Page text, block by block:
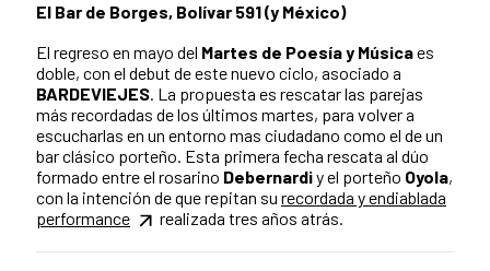
El Bar de Borges, Bolívar 591 (y México)
El regreso en mayo del Martes de Poesía y Músicaes
doble, con el debut de este nuevo ciclo, asociado a
BARDEVIEJES. La propuesta es rescatar las parejas
más recordadas de los últimos martes, para volver a
escucharlas en un entorno mas ciudadano como el de un
bar clásico porteño. Esta primera fecha rescata al dúo
formado entre el rosarino Debernardiy el porteño Oyola,
con la intención de que repitan su recordada y endiablada
performance
realizada tres años atrás.